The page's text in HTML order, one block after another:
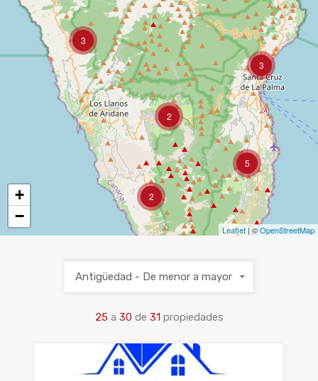
3
2
3
2
5
+
−
Leaflet | ©OpenStreetMap
25 a 30 de 31 propiedades
Antigüedad - De menor a mayor